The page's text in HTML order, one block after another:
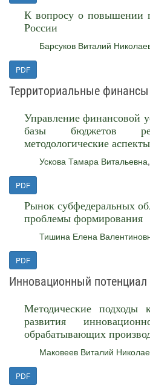
К вопросу о повышении
России
Барсуков Виталий
PDF
Территориальные финансы
Управление финансовой
базы бюджетов
методологические аспекты
Ускова Тамара Витальевна,
PDF
Рынок субфедеральных
проблемы формирования
Тишина Елена
PDF
Инновационный потенциал
Методические подходы
развития
обрабатывающих
Маковеев Виталий
PDF